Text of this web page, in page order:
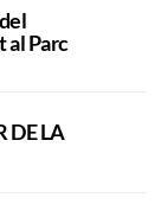
al Parc
DE LA